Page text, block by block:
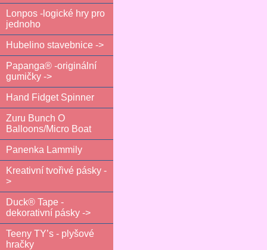
Lonpos -logické hry pro
jednoho
Hubelino stavebnice ->
Papanga® -originální
gumičky ->
Hand Fidget Spinner
Zuru Bunch O
Balloons/Micro Boat
Panenka Lammily
Kreativní tvořivé pásky -
>
Duck® Tape -
dekorativní pásky ->
Teeny TY’s - plyšové
hračky